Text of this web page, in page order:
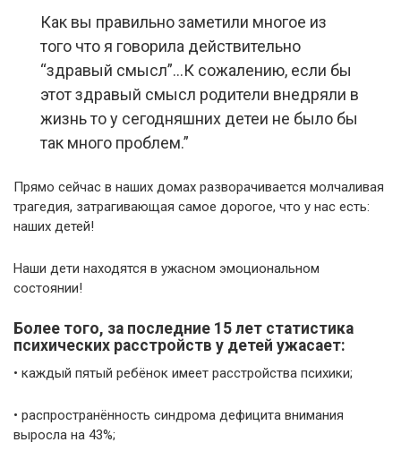
Как вы правильно заметили многое из
того что я говорила действительно
“здравый смысл”…К сожалению, если бы
этот здравый смысл родители внедряли в
жизнь то у сегодняшних детеи не было бы
так много проблем.”
Прямо сейчас в наших домах разворачивается молчаливая
трагедия, затрагивающая самое дорогое, что у нас есть:
наших детей!
Наши дети находятся в ужасном эмоциональном
состоянии!
Более того, за последние 15 лет статистика
психических расстройств у детей ужасает:
• каждый пятый ребёнок имеет расстройства психики;
• распространённость синдрома дефицита внимания
выросла на 43%;